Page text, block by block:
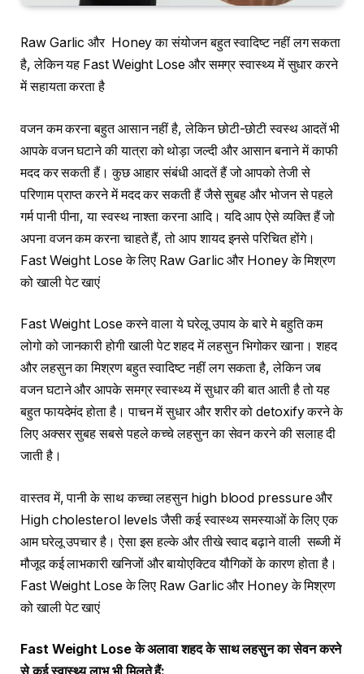
Raw Garlic और Honey का संयोजन बहुत स्वादिष्ट नहीं लग सकता
है, लेकिन यह Fast Weight Lose और समग्र स्वास्थ्य में सुधार करने
में सहायता करता है
वजन कम करना बहुत आसान नहीं है, लेकिन छोटी-छोटी स्वस्थ आदतें भी
आपके वजन घटाने की यात्रा को थोड़ा जल्दी और आसान बनाने में काफी
मदद कर सकती हैं। कुछ आहार संबंधी आदतें हैं जो आपको तेजी से
परिणाम प्राप्त करने में मदद कर सकती हैं जैसे सुबह और भोजन से पहले
गर्म पानी पीना, या स्वस्थ नाश्ता करना आदि। यदि आप ऐसे व्यक्ति हैं जो
अपना वजन कम करना चाहते हैं, तो आप शायद इनसे परिचित होंगे।
Fast Weight Lose के लिए Raw Garlic और Honey के मिश्रण
को खाली पेट खाएं
Fast Weight Lose करने वाला ये घरेलू उपाय के बारे मे बहुति कम
लोगो को जानकारी होगी खाली पेट शहद में लहसुन भिगोकर खाना। शहद
और लहसुन का मिश्रण बहुत स्वादिष्ट नहीं लग सकता है, लेकिन जब
वजन घटाने और आपके समग्र स्वास्थ्य में सुधार की बात आती है तो यह
बहुत फायदेमंद होता है। पाचन में सुधार और शरीर को detoxify करने के
लिए अक्सर सुबह सबसे पहले कच्चे लहसुन का सेवन करने की सलाह दी
जाती है।
वास्तव में, पानी के साथ कच्चा लहसुन high blood pressure और
High cholesterol levels जैसी कई स्वास्थ्य समस्याओं के लिए एक
आम घरेलू उपचार है। ऐसा इस हल्के और तीखे स्वाद बढ़ाने वाली सब्जी में
मौजूद कई लाभकारी खनिजों और बायोएक्टिव यौगिकों के कारण होता है।
Fast Weight Lose के लिए Raw Garlic और Honey के मिश्रण
को खाली पेट खाएं
Fast Weight Loseके अलावा शहद के साथ लहसुन का सेवन करने